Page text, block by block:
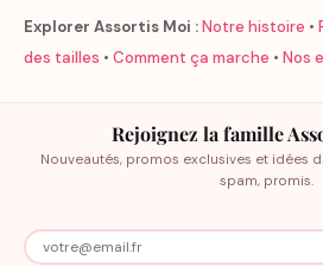
Explorer Assortis Moi :Notre histoire •
des tailles • Comment ça marche • Nos
Rejoignez la famille
Nouveautés, promos exclusives et idées
spam, promis.